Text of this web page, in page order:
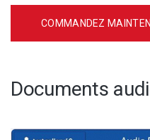
COMMANDEZ
Documents